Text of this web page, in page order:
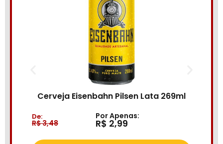
Cerveja Eisenbahn Pilsen Lata 269ml
De:
R$ 3,48
Por Apenas:
R$ 2,99